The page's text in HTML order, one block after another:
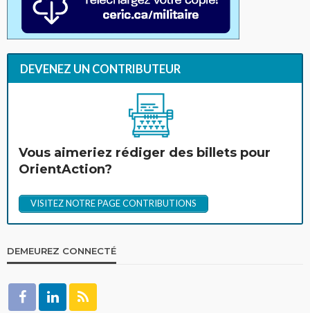
DEVENEZ UN CONTRIBUTEUR
Vous aimeriez rédiger des billets pour
OrientAction?
VISITEZ NOTRE PAGE CONTRIBUTIONS
DEMEUREZ CONNECTÉ